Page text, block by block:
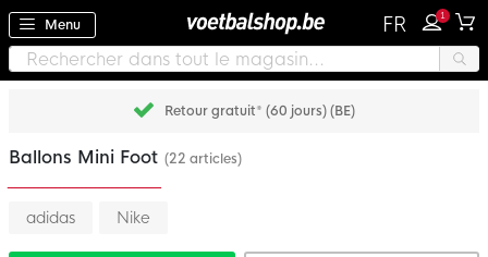
Menu FR 1
Retour gratuit* (60 jours) (BE)
Ballons Mini Foot (22 articles)
adidas Nike